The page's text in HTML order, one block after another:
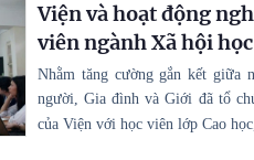
Viện và hoạt động
viên ngành Xã hội học
Nhằm tăng cường gắn kết giữa
người, Gia đình và Giới đã tổ
của Viện với học viên lớp Cao